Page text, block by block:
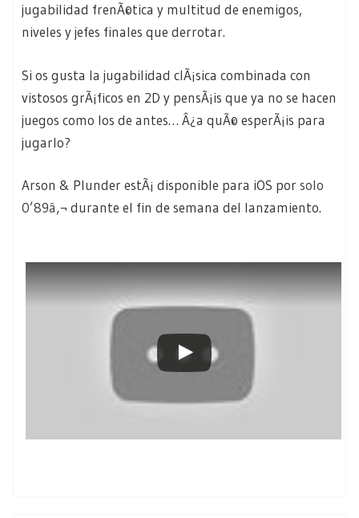
jugabilidad frenÃ©tica y multitud de enemigos,
niveles y jefes finales que derrotar.
Si os gusta la jugabilidad clÃ¡sica combinada con
vistosos grÃ¡ficos en 2D y pensÃ¡is que ya no se hacen
juegos como los de antes… Â¿a quÃ© esperÃ¡is para
jugarlo?
Arson & Plunder estÃ¡ disponible para iOS por solo
0’89â‚¬ durante el fin de semana del lanzamiento.